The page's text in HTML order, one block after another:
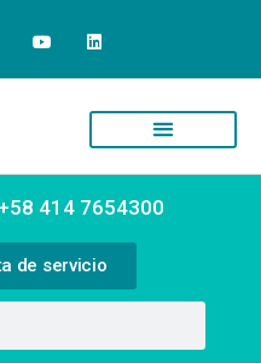
414 7654300
de servicio